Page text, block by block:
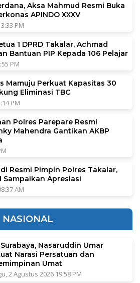
Aksa Mahmud Resmi Buka
APINDO XXXV
PM
1 DPRD Takalar, Achmad
Bantuan PIP Kepada 106 Pelajar
PM
Mamuju Perkuat Kapasitas 30
Eliminasi TBC
PM
Polres Parepare Resmi
Mahendra Gantikan AKBP
Resmi Pimpin Polres Takalar,
Sampaikan Apresiasi
AM
NASIONAL
Nasaruddin Umar
Narasi Persatuan dan
Umat
2 Agustus 2026 19:58 PM